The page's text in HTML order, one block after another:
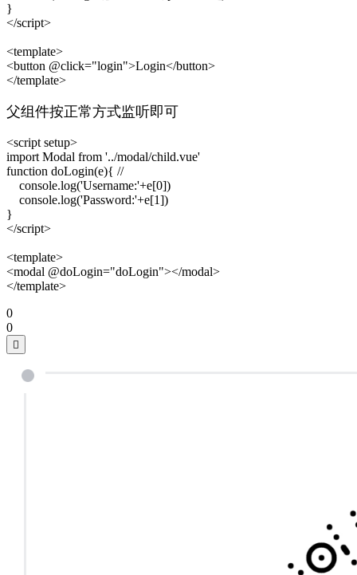
}
</script>
<template>
<button @click="login">Login</button>
</template>
父组件按正常方式监听即可
<script setup>
import Modal from '../modal/child.vue'
function doLogin(e){ //
}
</script>
<template>
<modal @doLogin="doLogin"></modal>
</template>
0
0
